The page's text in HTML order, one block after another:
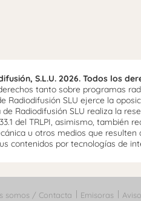
S.L.U. 2026. Todos los
tanto sobre programas
Radiodifusión SLU ejerce la
de Radiodifusión SLU realiza la
del TRLPI, asimismo, también
u otros medios que
contenidos por tecnologías de
somos / Contacta Emisoras